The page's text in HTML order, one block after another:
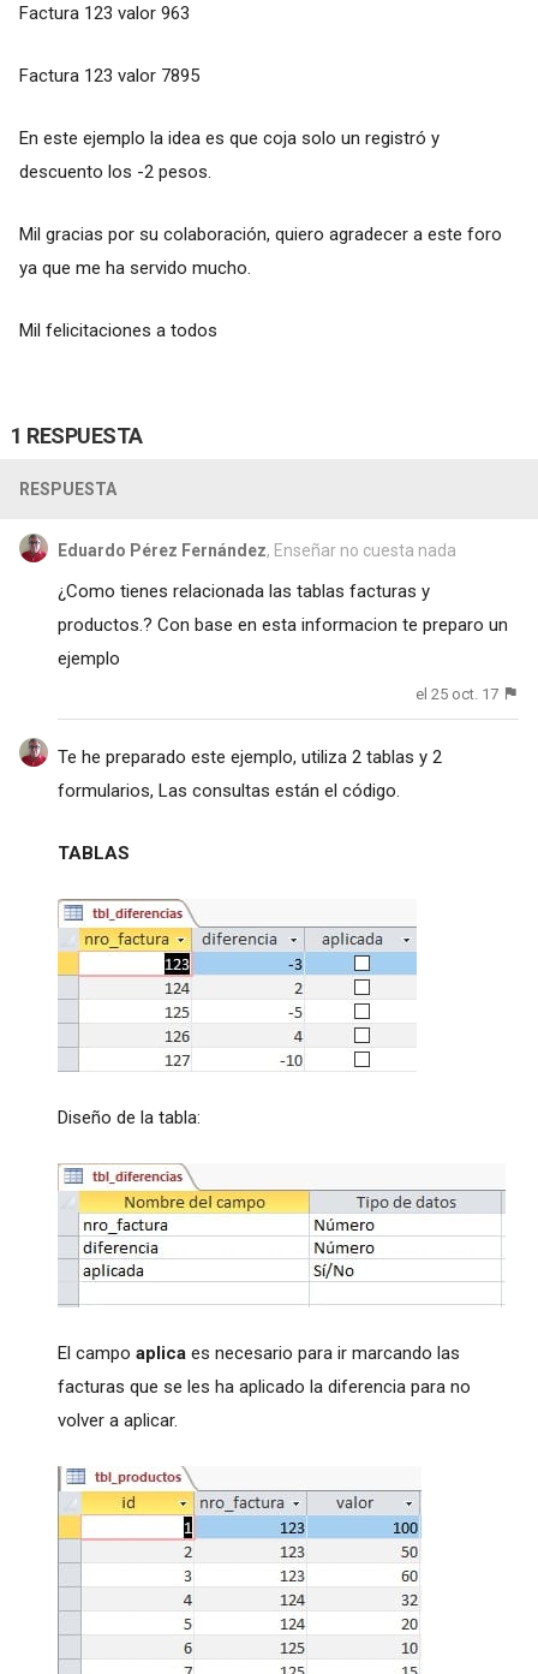
Factura 123 valor 963
Factura 123 valor 7895
En este ejemplo la idea es que coja solo un registró y
descuento los -2 pesos.
Mil gracias por su colaboración, quiero agradecer a este foro
ya que me ha servido mucho.
Mil felicitaciones a todos
1 RESPUESTA
RESPUESTA
Eduardo Pérez Fernández, Enseñar no cuesta nada
¿Como tienes relacionada las tablas facturas y
productos.? Con base en esta informacion te preparo un
ejemplo
el 25 oct. 17
Te he preparado este ejemplo, utiliza 2 tablas y 2
formularios, Las consultas están el código.
TABLAS
Diseño de la tabla:
El campo aplica es necesario para ir marcando las
facturas que se les ha aplicado la diferencia para no
volver a aplicar.